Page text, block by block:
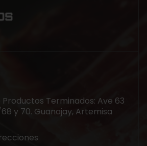
Terminados: Ave 63
y 70. Guanajay, Artemisa